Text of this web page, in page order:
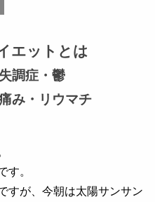
エットとは
調症・鬱
み・リウマチ
す。
すが、今朝は太陽サンサン